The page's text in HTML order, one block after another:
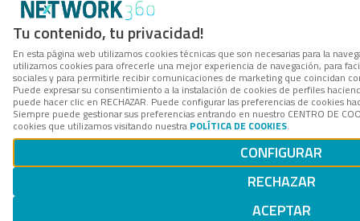
Tu contenido, tu privacidad!
En esta página web utilizamos cookies técnicas que son necesarias para la
utilizamos cookies para ofrecerle una mejor experiencia de navegación, para
sociales y para permitirle recibir comunicaciones de marketing que coincidan
Puede expresar su consentimiento a la instalación de cookies de perfiles
puede hacer clic en RECHAZAR. Puede configurar las preferencias de cookies
Siempre puede gestionar sus preferencias entrando en nuestro CENTRO DE
cookies que utilizamos visitando nuestra POLÍTICA DE COOKIES.
CONFIGURAR
RECHAZAR
ACEPTAR